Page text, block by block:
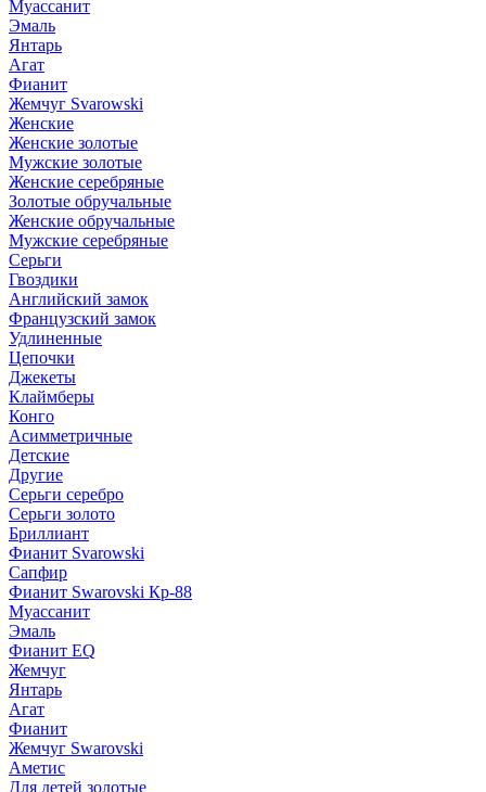
Муассанит
Эмаль
Янтарь
Агат
Фианит
Жемчуг Svarowski
Женские
Женские золотые
Мужские золотые
Женские серебряные
Золотые обручальные
Женские обручальные
Мужские серебряные
Серьги
Гвоздики
Английский замок
Французский замок
Удлиненные
Цепочки
Джекеты
Клаймберы
Конго
Асимметричные
Детские
Другие
Серьги серебро
Серьги золото
Бриллиант
Фианит Svarowski
Сапфир
Фианит Swarovski Кр-88
Муассанит
Эмаль
Фианит EQ
Жемчуг
Янтарь
Агат
Фианит
Жемчуг Swarovski
Аметис
Для детей золотые